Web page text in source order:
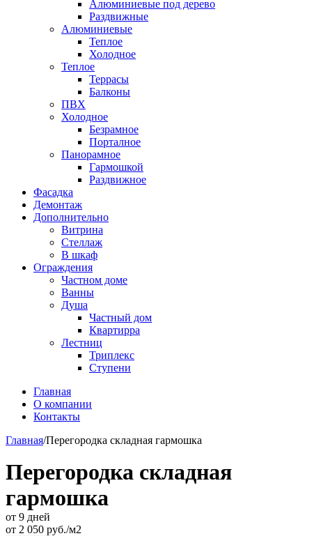
Алюминиевые под дерево
Раздвижные
Алюминиевые
Теплое
Холодное
Теплое
Террасы
Балконы
ПВХ
Холодное
Безрамное
Порталное
Панорамное
Гармошкой
Раздвижное
Фасадка
Демонтаж
Дополнительно
Витрина
Стеллаж
В шкаф
Ограждения
Частном доме
Ванны
Душа
Частный дом
Квартирра
Лестниц
Триплекс
Ступени
Главная
О компании
Контакты
Главная/Перегородка складная гармошка
Перегородка складная
гармошка
от 9 дней
от 2 050 руб./м2